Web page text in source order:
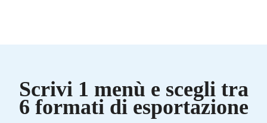
Scrivi 1 menù e scegli tra
6 formati di esportazione